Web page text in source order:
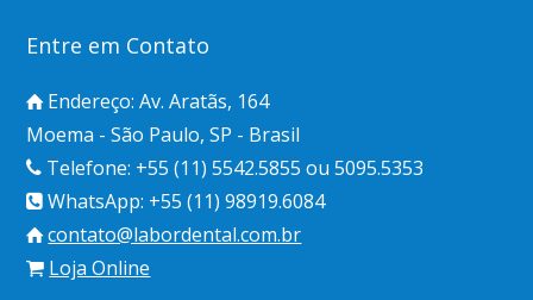
Entre em Contato
Endereço: Av. Aratãs, 164
Moema - São Paulo, SP - Brasil
Telefone: +55 (11) 5542.5855 ou 5095.5353
WhatsApp: +55 (11) 98919.6084
contato@labordental.com.br
Loja Online